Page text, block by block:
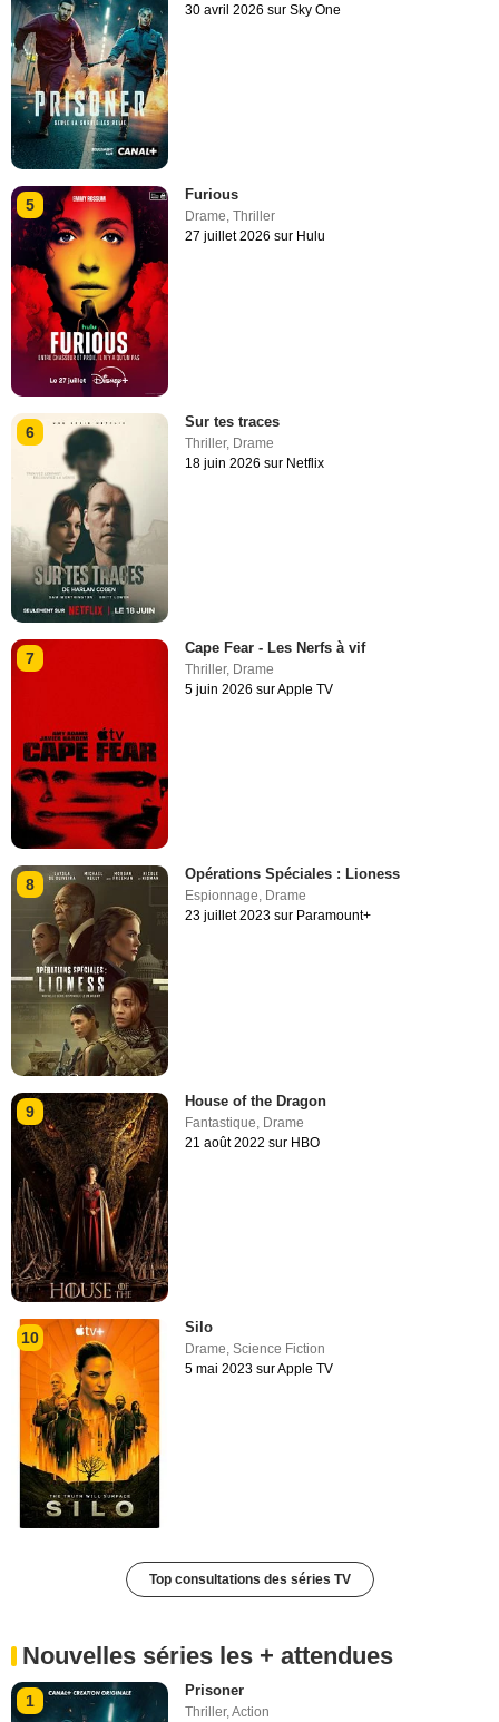
30 avril 2026 sur Sky One
5
Furious
Drame,Thriller
27 juillet 2026 sur Hulu
6
Sur tes traces
Thriller, Drame
18 juin 2026 sur Netflix
7
Cape Fear - Les Nerfs à vif
Thriller, Drame
5 juin 2026 sur Apple TV
8
Opérations Spéciales : Lioness
Espionnage, Drame
23 juillet 2023 sur Paramount+
9
House of the Dragon
Fantastique Drame
21 août 2022 sur HBO
10
Silo
Drame,Science Fiction
5 mai 2023 sur Apple TV
Top consultations des séries TV
Nouvelles séries les + attendues
1
Prisoner
Thriller,Action